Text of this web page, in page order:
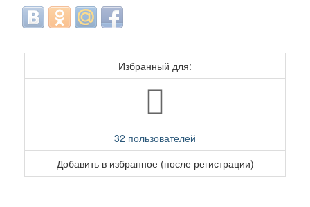
Избранный для:
32 пользователей
Добавить в избранное (после регистрации)